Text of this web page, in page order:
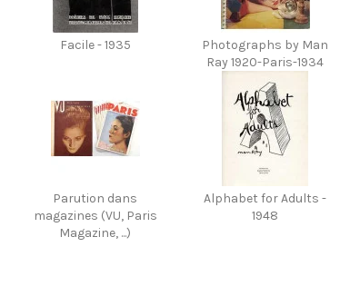
Facile - 1935
Photographs by Man
Ray 1920-Paris-1934
Parution dans
magazines (VU, Paris
Magazine, ...)
Alphabet for Adults -
1948